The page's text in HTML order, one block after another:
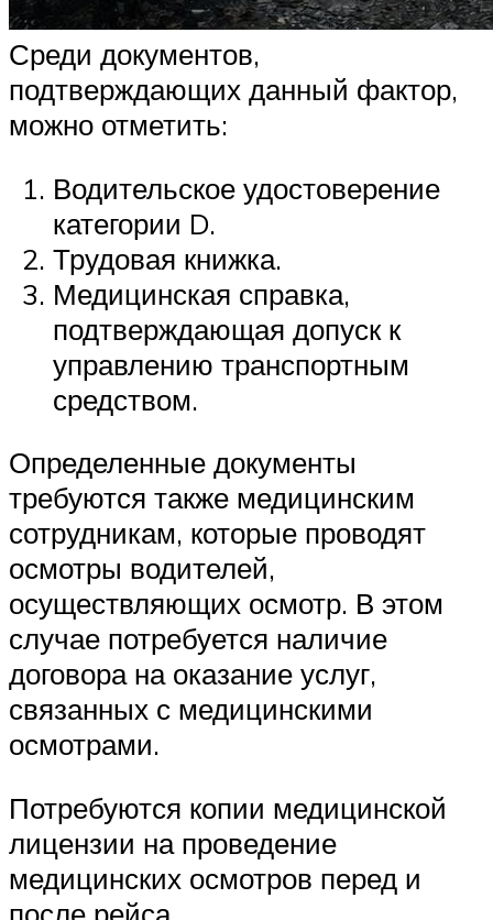
Среди документов,
подтверждающих данный фактор,
можно отметить:
Водительское удостоверение
категории D.
Трудовая книжка.
Медицинская справка,
подтверждающая допуск к
управлению транспортным
средством.
Определенные документы
требуются также медицинским
сотрудникам, которые проводят
осмотры водителей,
осуществляющих осмотр. В этом
случае потребуется наличие
договора на оказание услуг,
связанных с медицинскими
осмотрами.
Потребуются копии медицинской
лицензии на проведение
медицинских осмотров перед и